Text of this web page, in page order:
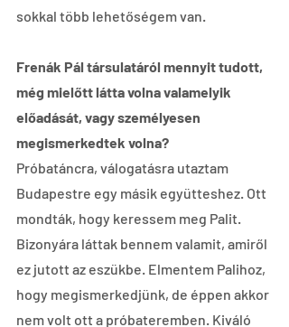
sokkal több lehetőségem van.
Frenák Pál társulatáról mennyit tudott,
még mielőtt látta volna valamelyik
előadását, vagy személyesen
megismerkedtek volna?
Próbatáncra, válogatásra utaztam
Budapestre egy másik együtteshez. Ott
mondták, hogy keressem meg Palit.
Bizonyára láttak bennem valamit, amiről
ez jutott az eszükbe. Elmentem Palihoz,
hogy megismerkedjünk, de éppen akkor
nem volt ott a próbateremben. Kiváló